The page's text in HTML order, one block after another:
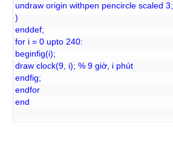
undraw origin withpen pencircle scaled 3;
)
enddef;
for i = 0 upto 240:
beginfig(i);
draw clock(9, i); % 9 giờ, i phút
endfig;
endfor
end